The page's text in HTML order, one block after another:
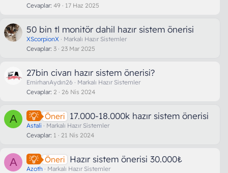
Cevaplar 49 17 Haz 2025
50 bin tl monitör dahil hazır sistem önerisi
XScorpionX
Markalı Hazır Sistemler
Cevaplar 3 23 Mar 2025
27bin civarı hazır sistem önerisi?
EmirhanAydın26
Markalı Hazır Sistemler
Cevaplar 2 26 Nis 2024
A Öneri 17.000-18.000k hazır sistem önerisi
Astali
Markalı Hazır Sistemler
Cevaplar 1 21 Nis 2024
A Öneri Hazır sistem önerisi 30.000₺
Azoth
Markalı Hazır Sistemler